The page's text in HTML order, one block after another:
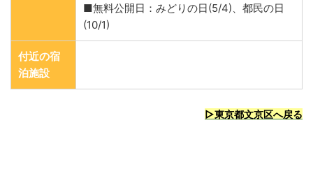
■無料公開日：みどりの日(5/4)、都民の日
(10/1)
付近の宿
泊施設
▷東京都文京区へ戻る